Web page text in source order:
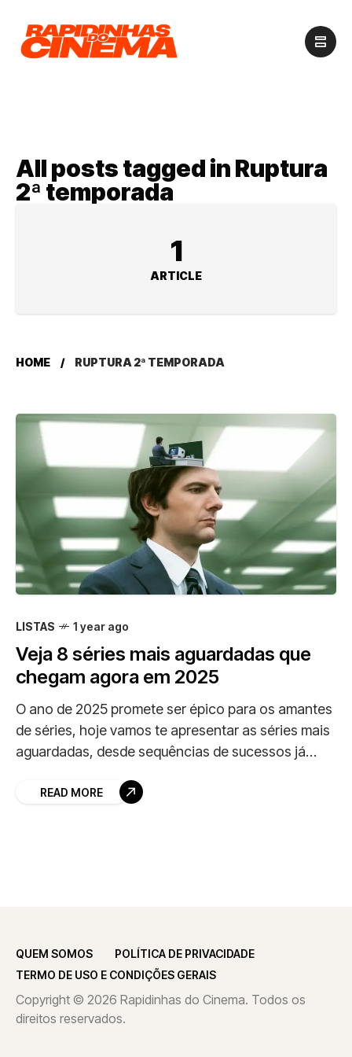
All posts tagged in Ruptura
2ª temporada
1
ARTICLE
HOME RUPTURA 2ª TEMPORADA
LISTAS 1 year ago
Veja 8 séries mais aguardadas que
chegam agora em 2025
O ano de 2025 promete ser épico para os amantes
de séries, hoje vamos te apresentar as séries mais
aguardadas, desde sequências de sucessos já
READ MORE
QUEM SOMOS
POLÍTICA DE PRIVACIDADE
TERMO DE USO E CONDIÇÕES GERAIS
Copyright © 2026 Rapidinhas do Cinema. Todos os
direitos reservados.